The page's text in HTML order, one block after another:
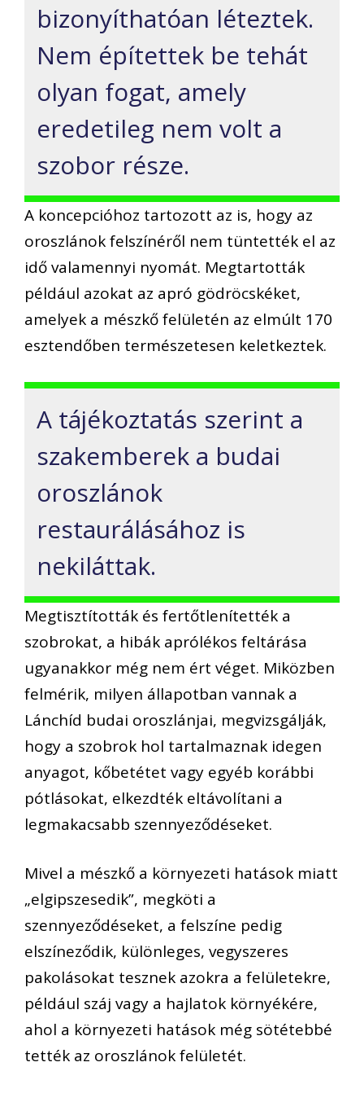
bizonyíthatóan léteztek.
Nem építettek be tehát
olyan fogat, amely
eredetileg nem volt a
szobor része.
A koncepcióhoz tartozott az is, hogy az
oroszlánok felszínéről nem tüntették el az
idő valamennyi nyomát. Megtartották
például azokat az apró gödröcskéket,
amelyek a mészkő felületén az elmúlt 170
esztendőben természetesen keletkeztek.
A tájékoztatás szerint a
szakemberek a budai
oroszlánok
restaurálásához is
nekiláttak.
Megtisztították és fertőtlenítették a
szobrokat, a hibák aprólékos feltárása
ugyanakkor még nem ért véget. Miközben
felmérik, milyen állapotban vannak a
Lánchíd budai oroszlánjai, megvizsgálják,
hogy a szobrok hol tartalmaznak idegen
anyagot, kőbetétet vagy egyéb korábbi
pótlásokat, elkezdték eltávolítani a
legmakacsabb szennyeződéseket.
Mivel a mészkő a környezeti hatások miatt
„elgipszesedik”, megköti a
szennyeződéseket, a felszíne pedig
elszíneződik, különleges, vegyszeres
pakolásokat tesznek azokra a felületekre,
például száj vagy a hajlatok környékére,
ahol a környezeti hatások még sötétebbé
tették az oroszlánok felületét.